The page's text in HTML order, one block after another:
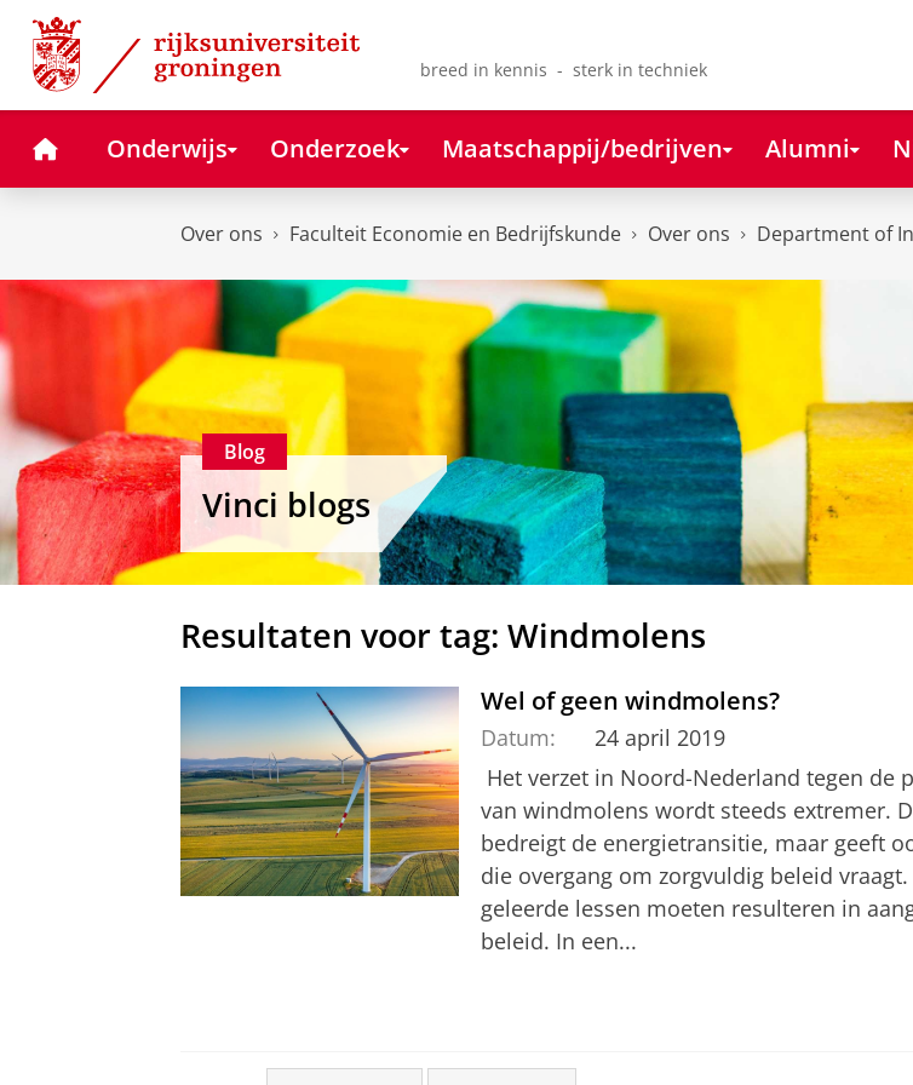
Skip
Content
Skip
Navigation
breed in kennis - sterk in techniek
HomeOnderwijs Onderzoek Maatschappij/bedrijven Alumni
Over ons Faculteit Economie en Bedrijfskunde Over ons Department of
Blog
Vinci blogs
Resultaten voor tag: Windmolens
Wel of geen windmolens?
Datum:
24 april 2019
Het verzet in Noord-Nederland tegen de
van windmolens wordt steeds extremer.
bedreigt de energietransitie, maar geeft
die overgang om zorgvuldig beleid vraagt.
geleerde lessen moeten resulteren in
beleid. In een...